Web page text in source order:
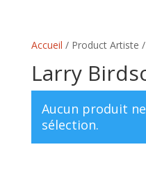
Accueil / Product Artiste
Larry
Aucun produit
sélection.